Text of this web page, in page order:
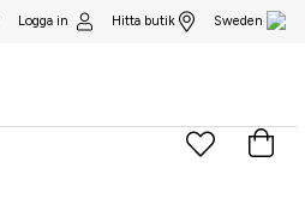
Logga in Hitta butik Sweden